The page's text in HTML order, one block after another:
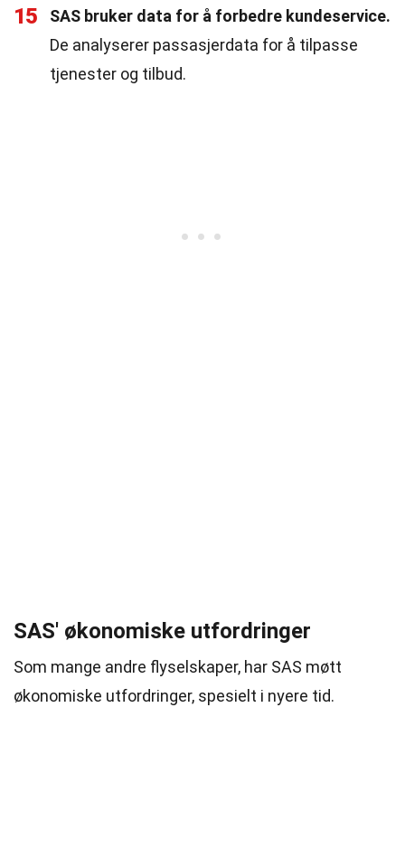
15
SAS bruker data for å forbedre kundeservice.
De analyserer passasjerdata for å tilpasse
tjenester og tilbud.
SAS' økonomiske utfordringer
Som mange andre flyselskaper, har SAS møtt
økonomiske utfordringer, spesielt i nyere tid.